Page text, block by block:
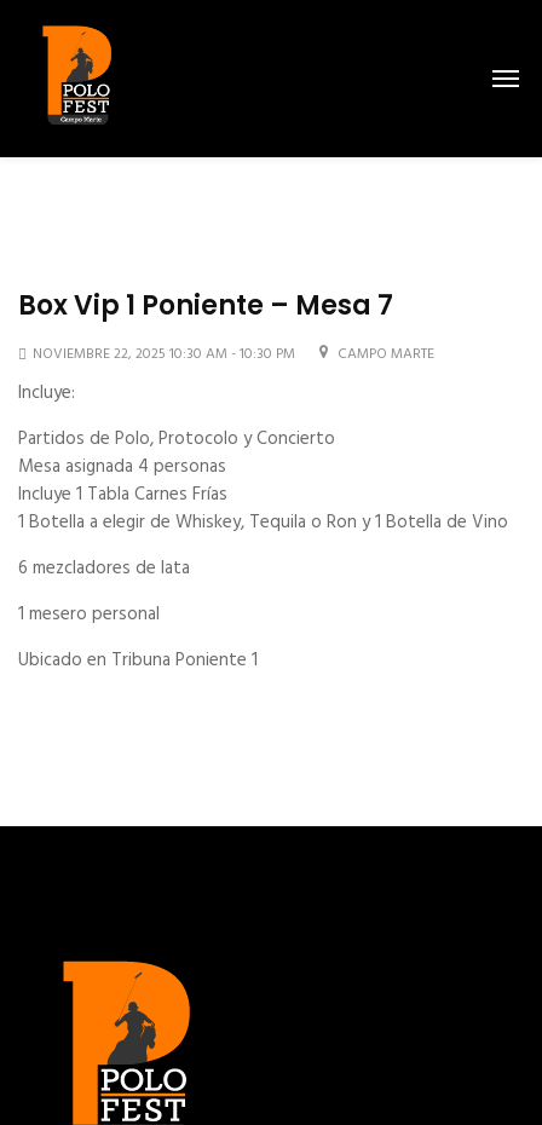
Box Vip 1 Poniente – Mesa 7
NOVIEMBRE 22, 2025 10:30 AM - 10:30 PM CAMPO MARTE
Incluye:
Partidos de Polo, Protocolo y Concierto
Mesa asignada 4 personas
Incluye 1 Tabla Carnes Frías
1 Botella a elegir de Whiskey, Tequila o Ron y 1 Botella de Vino
6 mezcladores de lata
1 mesero personal
Ubicado en Tribuna Poniente 1